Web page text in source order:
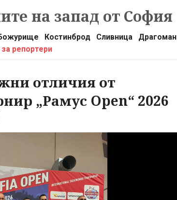
на запад от София
Костинброд Сливница Драгоман
репортери
отличия от
„Рамус Open“ 2026